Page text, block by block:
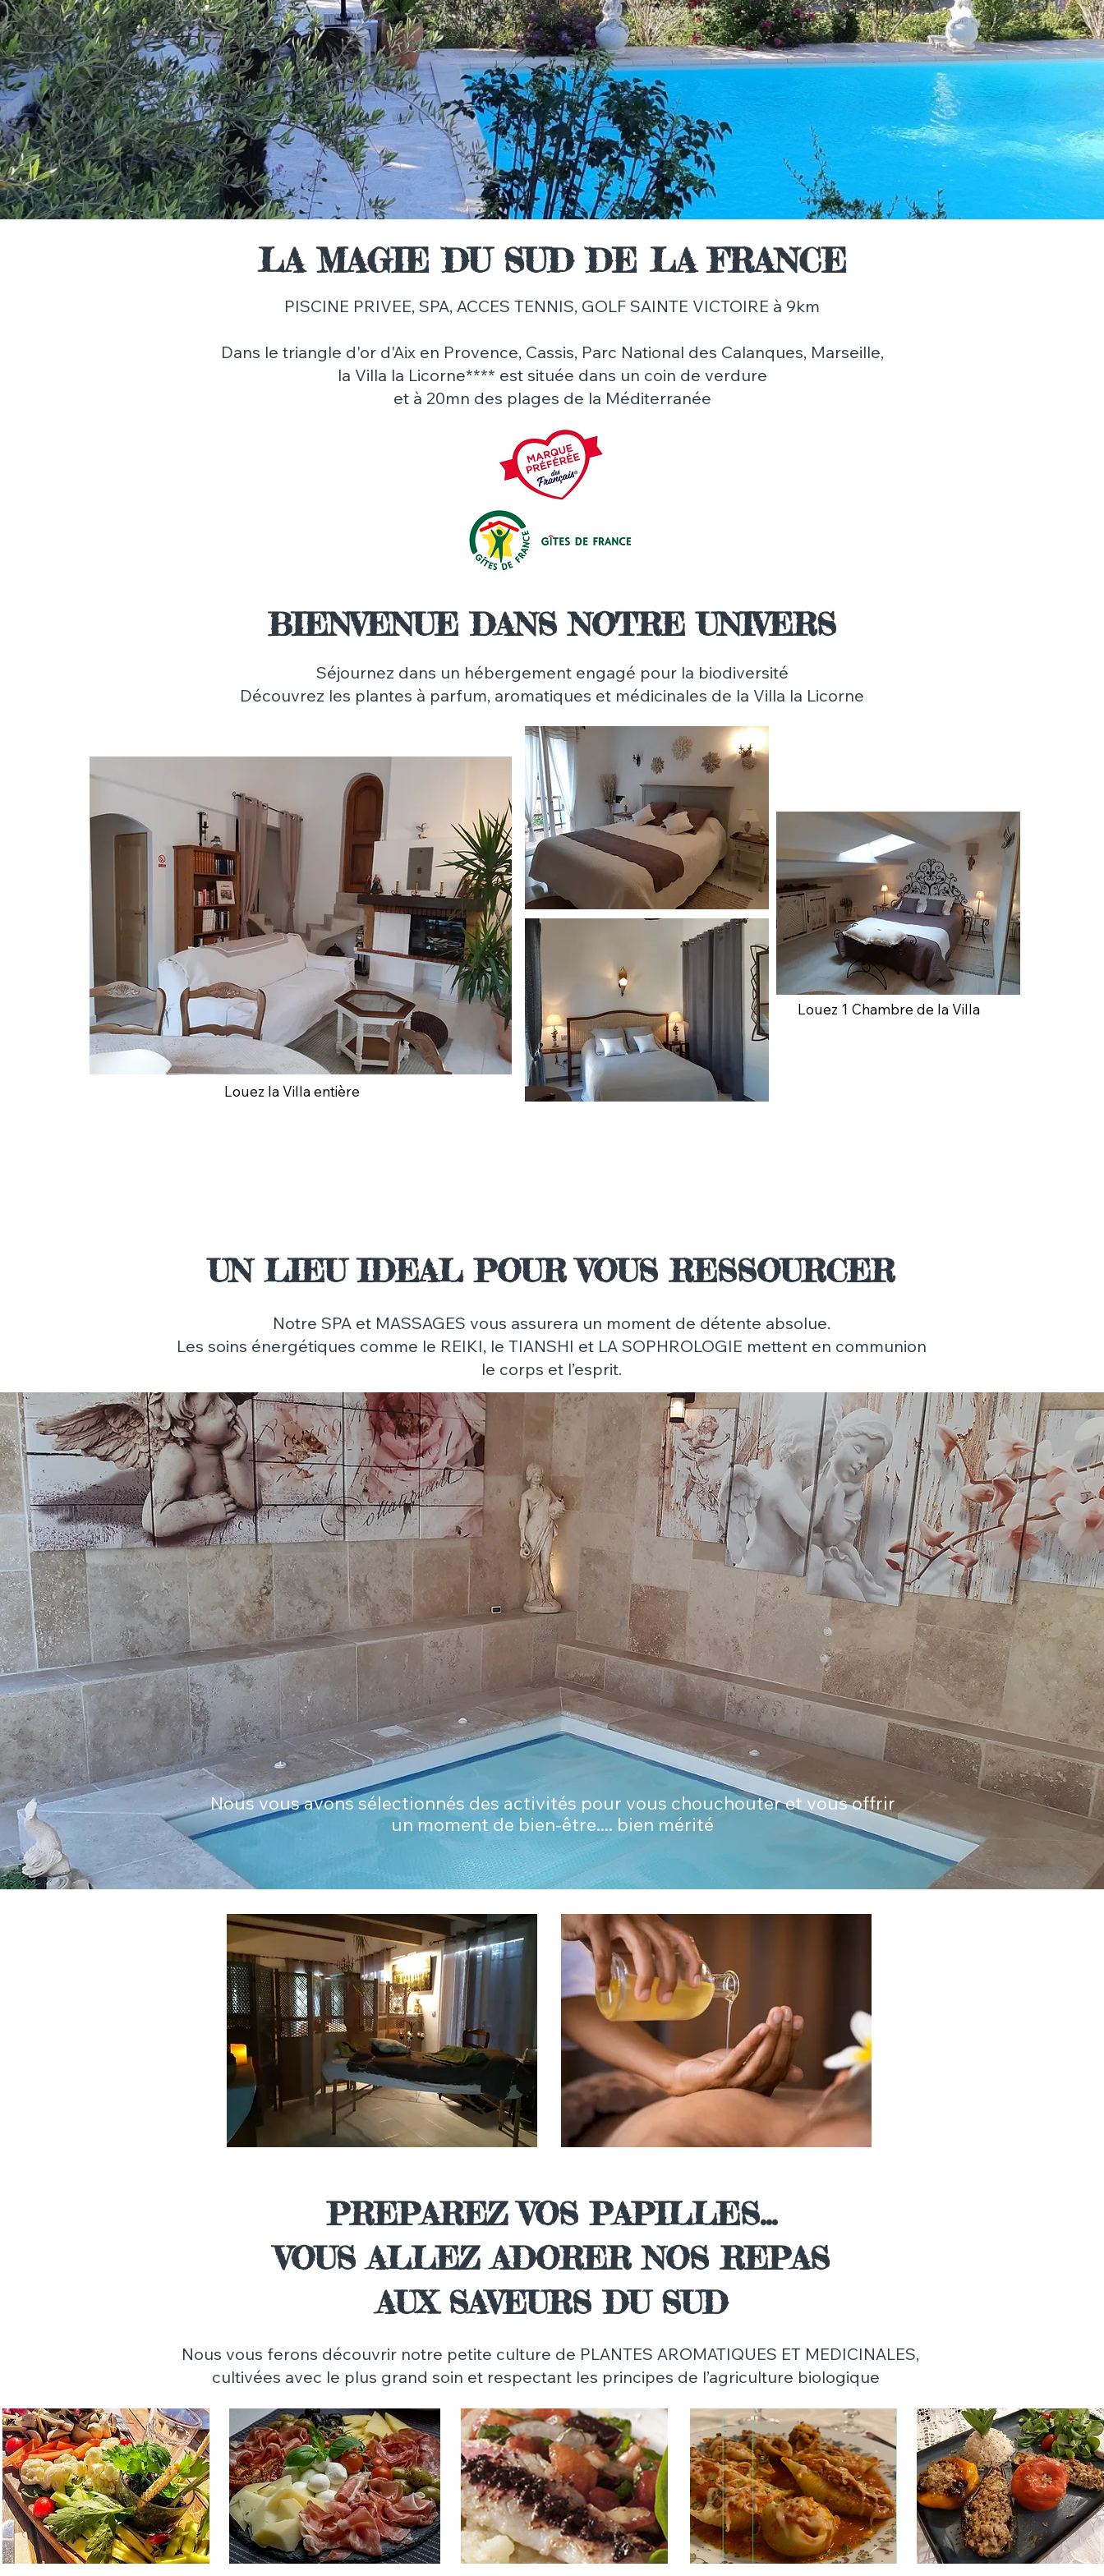
LA MAGIE DU SUD DE LA FRANCE
PISCINE PRIVEE, SPA, ACCES TENNIS, GOLF SAINTE VICTOIRE à 9km
Dans le triangle d'or d'Aix en Provence, Cassis, Parc National des Calanques, Marseille,
la Villa la Licorne**** est située dans un coin de verdure
et à 20mn des plages de la Méditerranée
BIENVENUE DANS NOTRE UNIVERS
Séjournez dans un hébergement engagé pour la biodiversité
Découvrez les plantes à parfum, aromatiques et médicinales de la Villa la Licorne
Louez la Villa entière
Louez 1 Chambre de la Villa
UN LIEU IDEAL POUR VOUS RESSOURCER
Notre SPA et MASSAGES vous assurera un moment de détente absolue.
Les soins énergétiques comme le REIKI, le TIANSHI et LA SOPHROLOGIE mettent en communion
le corps et l’esprit.
Nous vous avons sélectionnés des activités pour vous chouchouter et vous offrir
un moment de bien-être.... bien mérité
PREPAREZ VOS PAPILLES...
VOUS ALLEZ ADORER NOS REPAS
AUX SAVEURS DU SUD
Nous vous ferons découvrir notre petite culture de PLANTES AROMATIQUES ET MEDICINALES,
cultivées avec le plus grand soin et respectant les principes de l’agriculture biologique